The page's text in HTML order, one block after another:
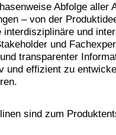
Abfolge aller
– von der
interdisziplinäre und
und
transparenter
und effizient zu
sind zum